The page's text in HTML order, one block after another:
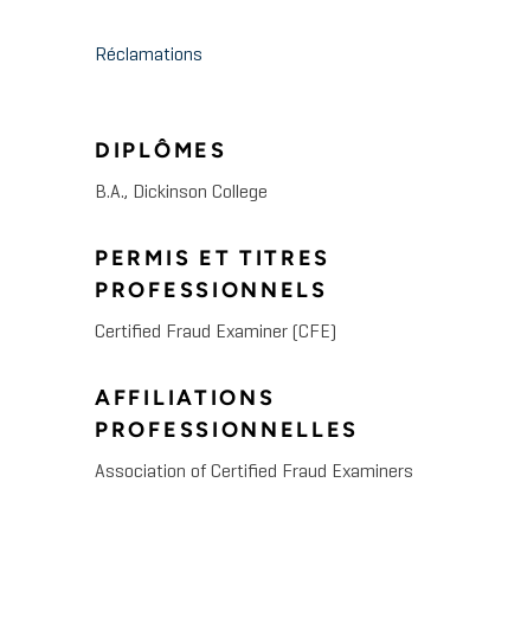
Réclamations
DIPLÔMES
B.A., Dickinson College
PERMIS ET TITRES
PROFESSIONNELS
Certified Fraud Examiner (CFE)
AFFILIATIONS
PROFESSIONNELLES
Association of Certified Fraud Examiners